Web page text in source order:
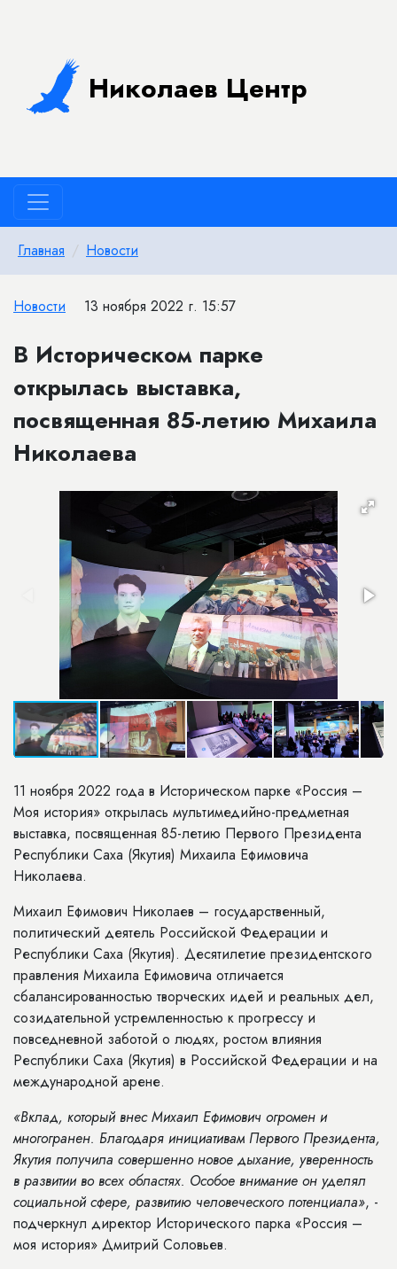
Николаев Центр
Главная Новости
Новости 13 ноября 2022 г. 15:57
В Историческом парке
открылась выставка,
посвященная 85-летию Михаила
Николаева
11 ноября 2022 года в Историческом парке «Россия –
Моя история» открылась мультимедийно-предметная
выставка, посвященная 85-летию Первого Президента
Республики Саха (Якутия) Михаила Ефимовича
Николаева.
Михаил Ефимович Николаев – государственный,
политический деятель Российской Федерации и
Республики Саха (Якутия). Десятилетие президентского
правления Михаила Ефимовича отличается
сбалансированностью творческих идей и реальных дел,
созидательной устремленностью к прогрессу и
повседневной заботой о людях, ростом влияния
Республики Саха (Якутия) в Российской Федерации и на
международной арене.
«Вклад, который внес Михаил Ефимович огромен и
многогранен. Благодаря инициативам Первого Президента,
Якутия получила совершенно новое дыхание, уверенность
в развитии во всех областях. Особое внимание он уделял
социальной сфере, развитию человеческого потенциала», -
подчеркнул директор Исторического парка «Россия –
моя история» Дмитрий Соловьев.